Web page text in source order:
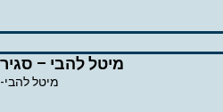
מיטל להבי – סגירת 13 "מדרחובים" בתמיכת העמותות וללא
מיטל להבי- סגירת 13 "מדרחובים "